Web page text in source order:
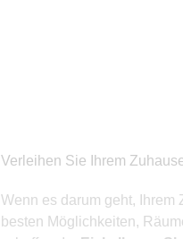
Mit einer breiten Auswahl
an Mustern und Farben
Verleihen Sie Ihrem
Wenn es darum geht,
besten Möglichkeiten,